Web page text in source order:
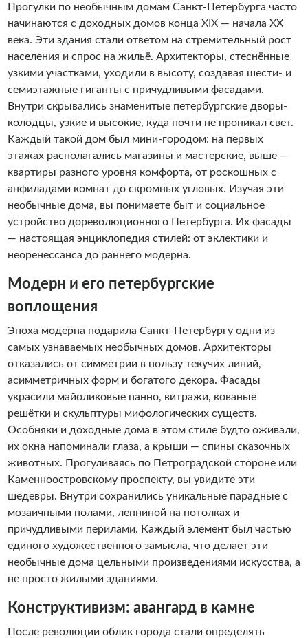
незабываемое удовольствие, поэтому водные прогулки с
командой «Алые паруса» обязан себе позволить каждый
гость Санкт- Петербурга. И, конечно, каждый житель
города должен периодически баловать себя ими. Добро
пожаловать на борт!
Прогулки по необычным домам Санкт-Петербурга часто
начинаются с доходных домов конца XIX — начала XX
века. Эти здания стали ответом на стремительный рост
населения и спрос на жильё. Архитекторы, стеснённые
узкими участками, уходили в высоту, создавая шести- и
семиэтажные гиганты с причудливыми фасадами.
Внутри скрывались знаменитые петербургские дворы-
колодцы, узкие и высокие, куда почти не проникал свет.
Каждый такой дом был мини-городом: на первых
этажах располагались магазины и мастерские, выше —
квартиры разного уровня комфорта, от роскошных с
анфиладами комнат до скромных угловых. Изучая эти
необычные дома, вы понимаете быт и социальное
устройство дореволюционного Петербурга. Их фасады
— настоящая энциклопедия стилей: от эклектики и
неоренессанса до раннего модерна.
Модерн и его петербургские
воплощения
Эпоха модерна подарила Санкт-Петербургу одни из
самых узнаваемых необычных домов. Архитекторы
отказались от симметрии в пользу текучих линий,
асимметричных форм и богатого декора. Фасады
украсили майоликовые панно, витражи, кованые
решётки и скульптуры мифологических существ.
Особняки и доходные дома в этом стиле будто оживали,
их окна напоминали глаза, а крыши — спины сказочных
животных. Прогуливаясь по Петроградской стороне или
Каменноостровскому проспекту, вы увидите эти
шедевры. Внутри сохранились уникальные парадные с
мозаичными полами, лепниной на потолках и
причудливыми перилами. Каждый элемент был частью
единого художественного замысла, что делает эти
необычные дома цельными произведениями искусства, а
не просто жилыми зданиями.
Конструктивизм: авангард в камне
После революции облик города стали определять